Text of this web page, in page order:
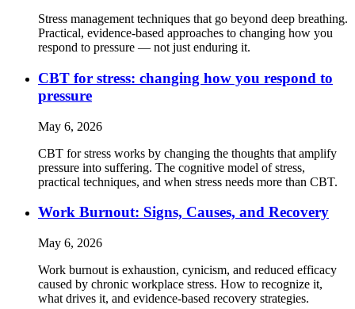
Stress management techniques that go beyond deep breathing.
Practical, evidence-based approaches to changing how you
respond to pressure — not just enduring it.
CBT for stress: changing how you respond to
pressure
May 6, 2026
CBT for stress works by changing the thoughts that amplify
pressure into suffering. The cognitive model of stress,
practical techniques, and when stress needs more than CBT.
Work Burnout: Signs, Causes, and Recovery
May 6, 2026
Work burnout is exhaustion, cynicism, and reduced efficacy
caused by chronic workplace stress. How to recognize it,
what drives it, and evidence-based recovery strategies.